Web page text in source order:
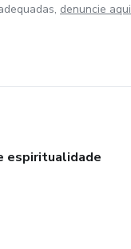
denuncie aqui
espiritualidade